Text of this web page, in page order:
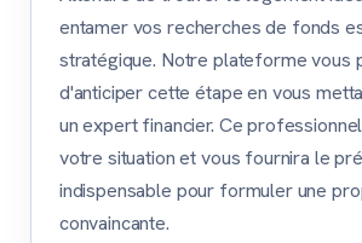
entamer vos recherches de fonds
stratégique. Notre plateforme vous
d'anticiper cette étape en vous
un expert financier. Ce
votre situation et vous fournira le
indispensable pour formuler une
convaincante.